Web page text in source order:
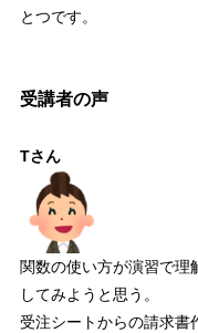
とつです。
受講者の声
Tさん
関数の使い方が演習で理
してみようと思う。
受注シートからの請求書